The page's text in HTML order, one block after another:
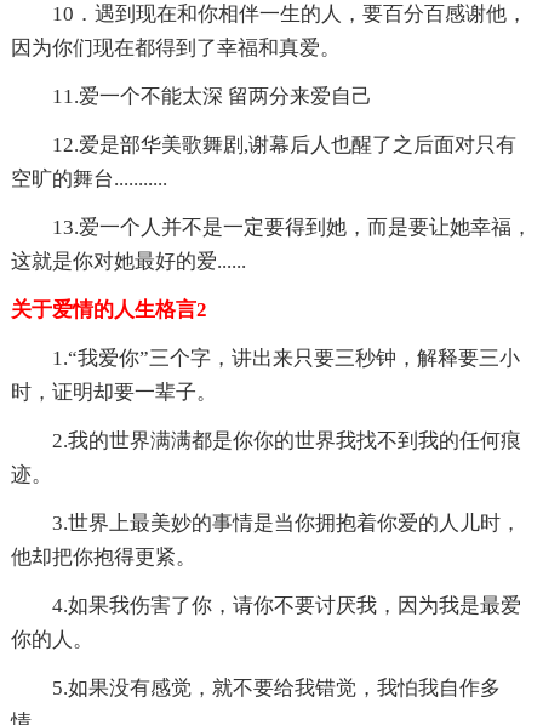
10．遇到现在和你相伴一生的人，要百分百感谢他，
因为你们现在都得到了幸福和真爱。
11.爱一个不能太深 留两分来爱自己
12.爱是部华美歌舞剧,谢幕后人也醒了之后面对只有
空旷的舞台...........
13.爱一个人并不是一定要得到她，而是要让她幸福，
这就是你对她最好的爱......
关于爱情的人生格言2
1.“我爱你”三个字，讲出来只要三秒钟，解释要三小
时，证明却要一辈子。
2.我的世界满满都是你你的世界我找不到我的任何痕
迹。
3.世界上最美妙的事情是当你拥抱着你爱的人儿时，
他却把你抱得更紧。
4.如果我伤害了你，请你不要讨厌我，因为我是最爱
你的人。
5.如果没有感觉，就不要给我错觉，我怕我自作多